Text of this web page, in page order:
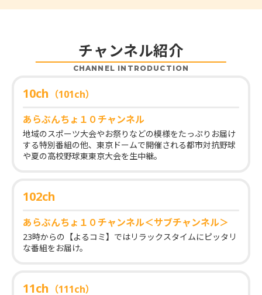
チャンネル紹介
CHANNEL INTRODUCTION
10ch （101ch）
あらぶんちょ１０チャンネル
地域のスポーツ大会やお祭りなどの模様をたっぷりお届け
する特別番組の他、東京ドームで開催される都市対抗野球
や夏の高校野球東東京大会を生中継。
102ch
あらぶんちょ１０チャンネル＜サブチャンネル＞
23時からの【よるコミ】ではリラックスタイムにピッタリ
な番組をお届け。
11ch （111ch）